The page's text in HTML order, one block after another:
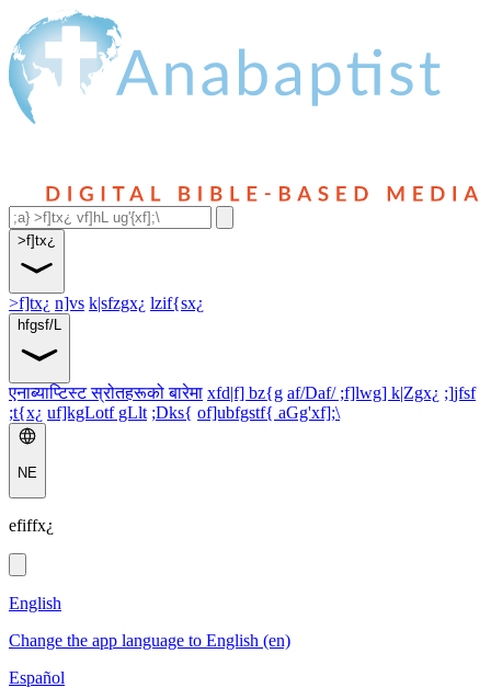
>f]tx¿
>f]tx¿ n]vs k|sfzgx¿ lzif{sx¿
hfgsf/L
एनाब्याप्टिस्ट स्रोतहरूको बारेमा xfd|f] bz{g af/Daf/ ;f]lwg] k|Zgx¿ ;]jfsf
;t{x¿ uf]kgLotf gLlt ;Dks{ of]ubfgstf{ aGg'xf];\
NE
efiffx¿
English
Change the app language to English (en)
Español